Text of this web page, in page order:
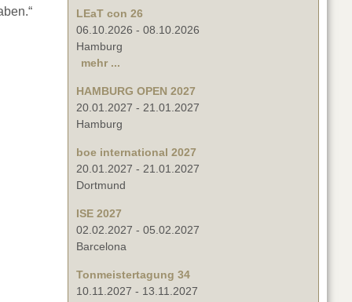
LEaT con 26
06.10.2026 - 08.10.2026
Hamburg
mehr ...
HAMBURG OPEN 2027
20.01.2027 - 21.01.2027
Hamburg
boe international 2027
20.01.2027 - 21.01.2027
Dortmund
ISE 2027
02.02.2027 - 05.02.2027
Barcelona
Tonmeistertagung 34
10.11.2027 - 13.11.2027